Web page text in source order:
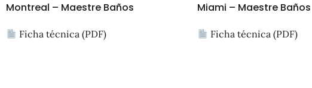
Montreal – Maestre Baños
Ficha técnica (PDF)
Miami – Maestre Baños
Ficha técnica (PDF)